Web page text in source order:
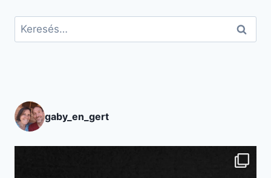
Keresés:
gaby_en_gert